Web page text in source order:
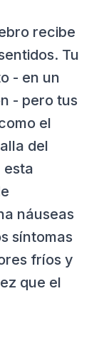
recibe
Tu
- en un
- pero tus
el
del
esta
náuseas
síntomas
fríos y
que el